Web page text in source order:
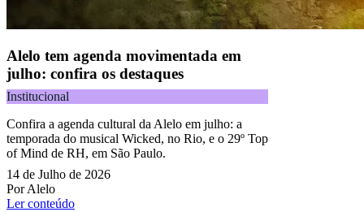
Alelo tem agenda movimentada em
julho: confira os destaques
Institucional
Confira a agenda cultural da Alelo em julho: a
temporada do musical Wicked, no Rio, e o 29º Top
of Mind de RH, em São Paulo.
14 de Julho de 2026
Por Alelo
Ler conteúdo